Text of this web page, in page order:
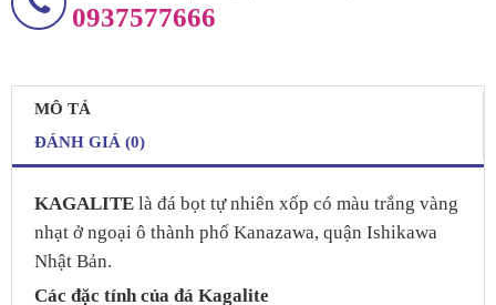
0937577666
MÔ TẢ
ĐÁNH GIÁ (0)
KAGALITElà đá bọt tự nhiên xốp có màu trắng vàng
nhạt ở ngoại ô thành phố Kanazawa, quận Ishikawa
Nhật Bản.
Các đặc tính của đá Kagalite